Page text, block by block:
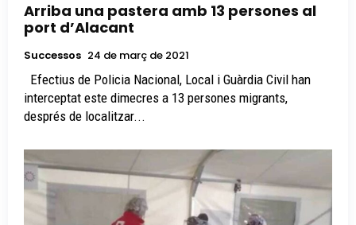
Arriba una pastera amb 13 persones al
port d’Alacant
Successos 24 de març de 2021
interceptat este dimecres a 13 persones migrants,
després de localitzar...